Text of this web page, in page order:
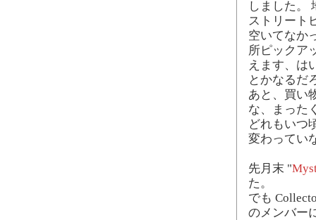
しました。
ストリート
空いてなか
所ピックア
えます、は
とかなるだ
あと、買い
な、まった
どれもいつ
変わってい
先月末 "
た。
でも
のメンバー